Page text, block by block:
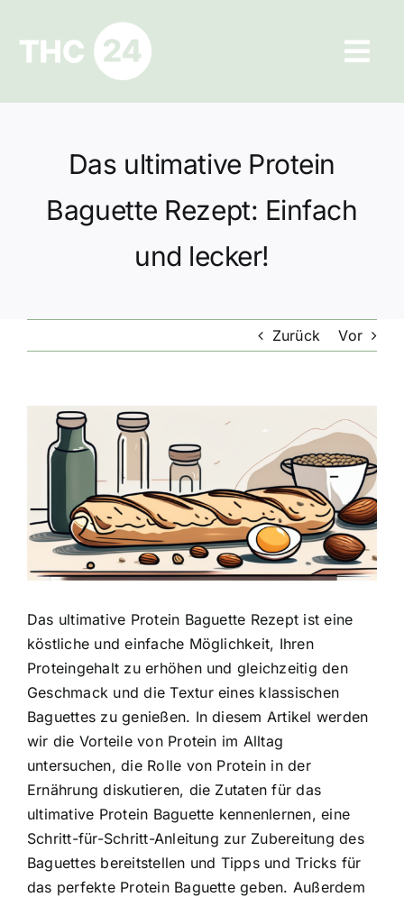
springen
Ratgeber
Hilfe und Kontakt
Datenschutz
Das ultimative Protein
Baguette Rezept: Einfach
und lecker!
Zurück Vor
Zeige
grösseres
Bild
Das ultimative Protein Baguette Rezept ist eine
köstliche und einfache Möglichkeit, Ihren
Proteingehalt zu erhöhen und gleichzeitig den
Geschmack und die Textur eines klassischen
Baguettes zu genießen. In diesem Artikel werden
wir die Vorteile von Protein im Alltag
untersuchen, die Rolle von Protein in der
Ernährung diskutieren, die Zutaten für das
ultimative Protein Baguette kennenlernen, eine
Schritt-für-Schritt-Anleitung zur Zubereitung des
Baguettes bereitstellen und Tipps und Tricks für
das perfekte Protein Baguette geben. Außerdem